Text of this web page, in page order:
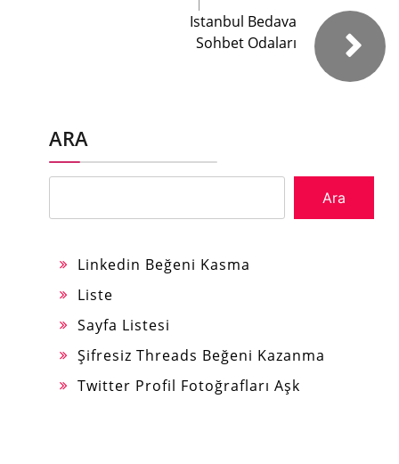
Istanbul Bedava
Sohbet Odaları
ARA
Ara
Linkedin Beğeni Kasma
Liste
Sayfa Listesi
Şifresiz Threads Beğeni Kazanma
Twitter Profil Fotoğrafları Aşk